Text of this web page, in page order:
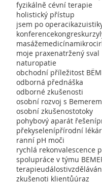
fyzikálně cévní terapie
holistický přístup
jsem po operaci
konferencekongreskurzy
masážemedicína
moje praxenatržený sval
naturopatie
obchodní příležitost
odborná přednáška
odborné zkušenosti
osobní rozvoj s Bemerem
osobní zkušenostotoky
pohybový aparát řešení
překyselenípřírodní
ranní pH moči
spolupráce v týmu
terapieudálosti
zkušenoti klientůúraz